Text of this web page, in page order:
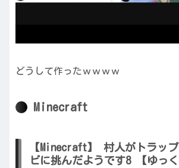
どうして作ったｗｗｗｗ
Minecraft
【Minecraft】 村人がトラッ
ビに挑んだようです8 【ゆっ